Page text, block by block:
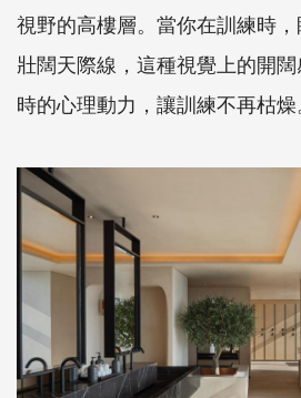
視野的高樓層。當你在訓練時
壯闊天際線，這種視覺上的開
時的心理動力，讓訓練不再枯燥